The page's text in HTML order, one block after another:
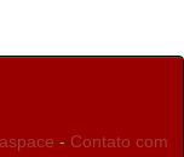
- Contato com